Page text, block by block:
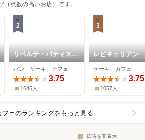
（点数の高いお店）です。
2
リベルテ・パティスリ
ー・ブーランジェリー
東京本店・吉祥寺
パン、ケーキ、カフェ
3.75
1646人
3
レピキュリアン
ケーキ、カフェ
3.75
1057人
フェのランキングをもっと見る
広告を非表示